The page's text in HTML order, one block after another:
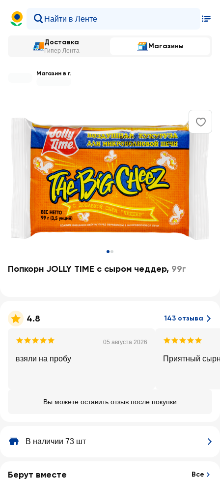
Доставка
Гипер Лента
Магазины
Магазин в г.
Попкорн JOLLY TIME с сыром чеддер, 99г
4.8 143 отзыва
05 августа 2026
взяли на пробу Приятный
Вы можете оставить отзыв после покупки
В наличии 73 шт
Берут вместе Все